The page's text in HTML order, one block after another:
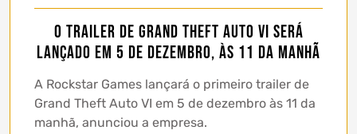
O trailer de Grand Theft Auto VI será
lançado em 5 de dezembro, às 11 da manhã
A Rockstar Games lançará o primeiro trailer de
Grand Theft Auto VI em 5 de dezembro às 11 da
manhã, anunciou a empresa.